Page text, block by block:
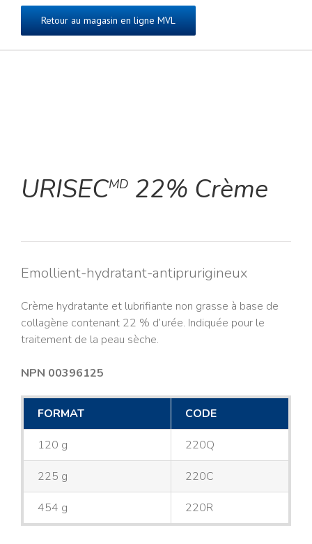
Retour au magasin en ligne MVL
URISECMD 22% Crème
Emollient-hydratant-antiprurigineux
Crème hydratante et lubrifiante non grasse à base de
collagène contenant 22 % d’urée. Indiquée pour le
traitement de la peau sèche.
NPN 00396125
FORMAT CODE
120 g 220Q
225 g 220C
454 g 220R